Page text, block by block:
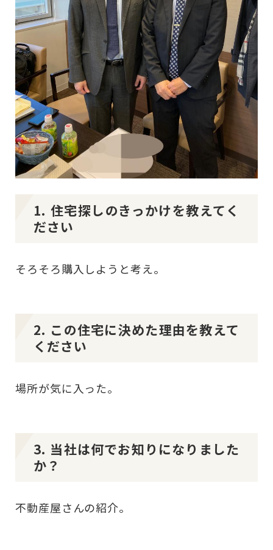
1. 住宅探しのきっかけを教えてく
ださい
そろそろ購入しようと考え。
2. この住宅に決めた理由を教えて
ください
場所が気に入った。
3. 当社は何でお知りになりました
か？
不動産屋さんの紹介。